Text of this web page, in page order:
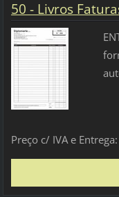
50 - Livros
Preço c/ IVA e Entrega: